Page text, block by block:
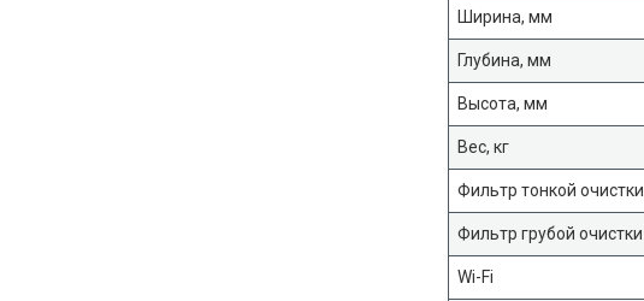
Ширина, мм
Глубина, мм
Высота, мм
Вес, кг
Фильтр тонкой очистки
Фильтр грубой очистки
Wi-Fi